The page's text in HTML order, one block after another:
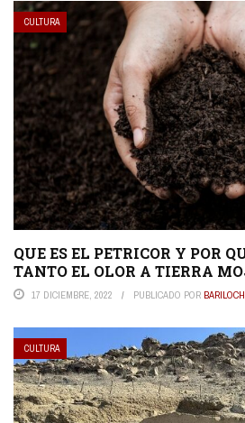
CULTURA
QUE ES EL PETRICOR Y POR
TANTO EL OLOR A TIERRA
17 DICIEMBRE, 2022 PUBLICADO POR
CULTURA